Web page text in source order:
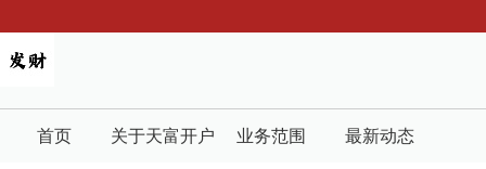
首页 关于天富开户 业务范围 最新动态